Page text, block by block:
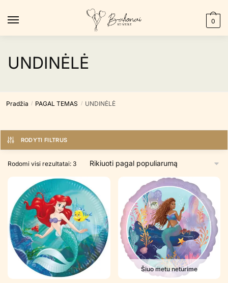
0
UNDINĖLĖ
Pradžia / PAGAL TEMAS / UNDINĖLĖ
RODYTI FILTRUS
Rodomi visi rezultatai: 3Rūšiuojama
populiarumą
Šiuo metu neturime